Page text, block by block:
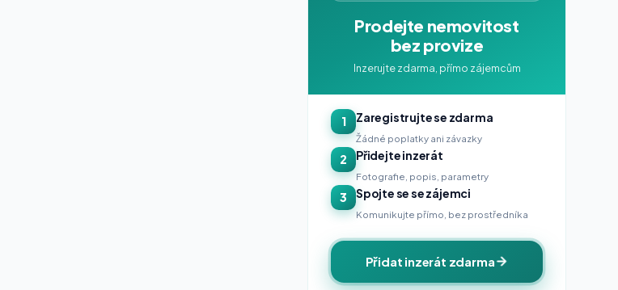
Prodejte nemovitost
bez provize
Inzerujte zdarma, přímo zájemcům
1 Zaregistrujte se zdarma
Žádné poplatky ani závazky
2 Přidejte inzerát
Fotografie, popis, parametry
3 Spojte se se zájemci
Komunikujte přímo, bez prostředníka
Přidat inzerát zdarma